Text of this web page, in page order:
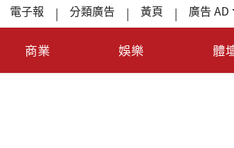
電子報 | 分類廣告 | 黃頁 | 廣告 AD
商業 娛樂 體